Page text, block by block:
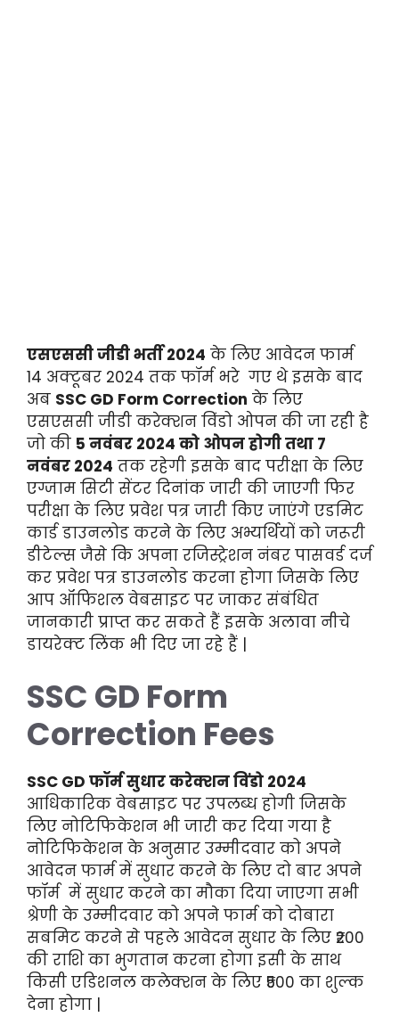
एसएससी जीडी भर्ती 2024 के लिए आवेदन फार्म
14 अक्टूबर 2024 तक फॉर्म भरे गए थे इसके बाद
अब SSC GD Form Correction के लिए
एसएससी जीडी करेक्शन विंडो ओपन की जा रही है
जो की 5 नवंबर 2024 को ओपन होगी तथा 7
नवंबर 2024 तक रहेगी इसके बाद परीक्षा के लिए
एग्जाम सिटी सेंटर दिनांक जारी की जाएगी फिर
परीक्षा के लिए प्रवेश पत्र जारी किए जाएंगे एडमिट
कार्ड डाउनलोड करने के लिए अभ्यर्थियों को जरूरी
डीटेल्स जैसे कि अपना रजिस्ट्रेशन नंबर पासवर्ड दर्ज
कर प्रवेश पत्र डाउनलोड करना होगा जिसके लिए
आप ऑफिशल वेबसाइट पर जाकर संबंधित
जानकारी प्राप्त कर सकते हैं इसके अलावा नीचे
डायरेक्ट लिंक भी दिए जा रहे हैं |
SSC GD Form
Correction Fees
SSC GD फॉर्म सुधार करेक्शन विंडो 2024
आधिकारिक वेबसाइट पर उपलब्ध होगी जिसके
लिए नोटिफिकेशन भी जारी कर दिया गया है
नोटिफिकेशन के अनुसार उम्मीदवार को अपने
आवेदन फार्म में सुधार करने के लिए दो बार अपने
फॉर्म में सुधार करने का मौका दिया जाएगा सभी
श्रेणी के उम्मीदवार को अपने फार्म को दोबारा
सबमिट करने से पहले आवेदन सुधार के लिए ₹200
की राशि का भुगतान करना होगा इसी के साथ
किसी एडिशनल कलेक्शन के लिए ₹500 का शुल्क
देना होगा |